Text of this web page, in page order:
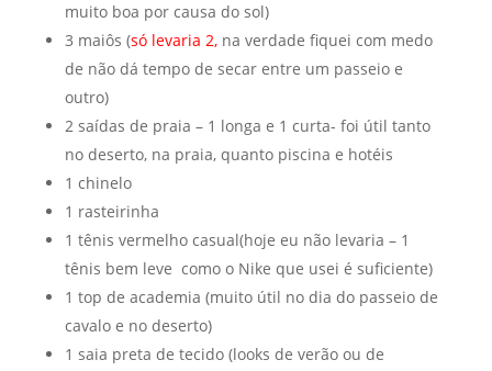
muito boa por causa do sol)
3 maiôs (só levaria 2,na verdade fiquei com medo
de não dá tempo de secar entre um passeio e
outro)
2 saídas de praia – 1 longa e 1 curta- foi útil tanto
no deserto, na praia, quanto piscina e hotéis
1 chinelo
1 rasteirinha
1 tênis vermelho casual(hoje eu não levaria – 1
tênis bem leve como o Nike que usei é suficiente)
1 top de academia (muito útil no dia do passeio de
cavalo e no deserto)
1 saia preta de tecido (looks de verão ou de